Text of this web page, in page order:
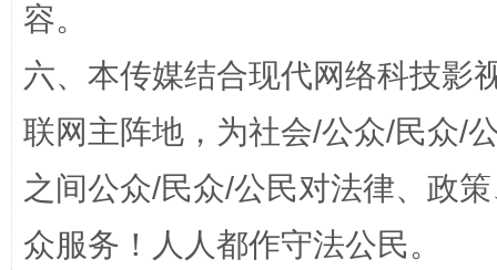
“蜀中异人”王建安的艺术幻境
容。
六、本传媒结合现代网络科技影
联网主阵地，为社会/公众/民众/
之间公众/民众/公民对法律、政
众服务！人人都作守法公民。